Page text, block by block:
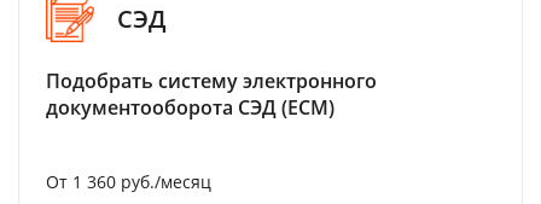
СЭД
Подобрать систему электронного
документооборота СЭД (ECM)
От 1 360 руб./месяц